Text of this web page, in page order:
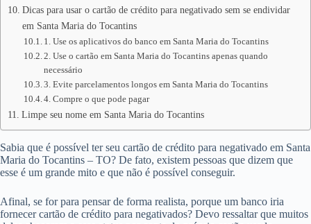
Dicas para usar o cartão de crédito para negativado sem se endividar
em Santa Maria do Tocantins
1. Use os aplicativos do banco em Santa Maria do Tocantins
2. Use o cartão em Santa Maria do Tocantins apenas quando
necessário
3. Evite parcelamentos longos em Santa Maria do Tocantins
4. Compre o que pode pagar
Limpe seu nome em Santa Maria do Tocantins
Sabia que é possível ter seu cartão de crédito para negativado em Santa
Maria do Tocantins – TO? De fato, existem pessoas que dizem que
esse é um grande mito e que não é possível conseguir.
Afinal, se for para pensar de forma realista, porque um banco iria
fornecer cartão de crédito para negativados? Devo ressaltar que muitos